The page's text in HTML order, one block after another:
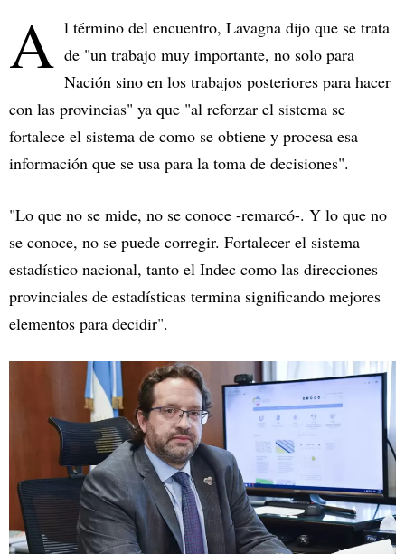
A l término del encuentro, Lavagna dijo que se trata
de "un trabajo muy importante, no solo para
Nación sino en los trabajos posteriores para hacer
con las provincias" ya que "al reforzar el sistema se
fortalece el sistema de como se obtiene y procesa esa
información que se usa para la toma de decisiones".
"Lo que no se mide, no se conoce -remarcó-. Y lo que no
se conoce, no se puede corregir. Fortalecer el sistema
estadístico nacional, tanto el Indec como las direcciones
provinciales de estadísticas termina significando mejores
elementos para decidir".